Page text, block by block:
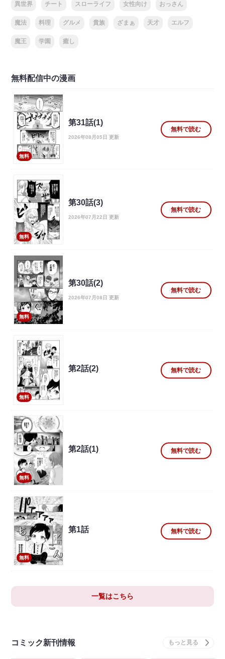
異世界 チート スローライフ 女性向け おっさん
魔法 料理 グルメ 貴族 ざまぁ 天才 エルフ
魔王 学園 癒し
無料配信中の漫画
無料
第31話(1)
2026年08月05日 更新
無料で読む
無料
第30話(3)
2026年07月22日 更新
無料で読む
無料
第30話(2)
2026年07月08日 更新
無料で読む
無料
第2話(2) 無料で読む
無料
第2話(1) 無料で読む
無料
第1話 無料で読む
一覧はこちら
コミック新刊情報